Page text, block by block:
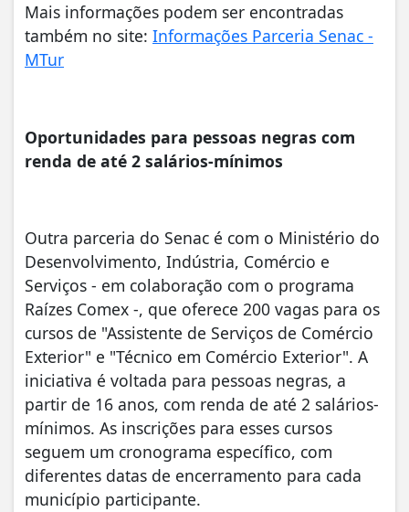
Mais informações podem ser encontradas
também no site: Informações Parceria Senac -
MTur
Oportunidades para pessoas negras com
renda de até 2 salários-mínimos
Outra parceria do Senac é com o Ministério do
Desenvolvimento, Indústria, Comércio e
Serviços - em colaboração com o programa
Raízes Comex -, que oferece 200 vagas para os
cursos de "Assistente de Serviços de Comércio
Exterior" e "Técnico em Comércio Exterior". A
iniciativa é voltada para pessoas negras, a
partir de 16 anos, com renda de até 2 salários-
mínimos. As inscrições para esses cursos
seguem um cronograma específico, com
diferentes datas de encerramento para cada
município participante.